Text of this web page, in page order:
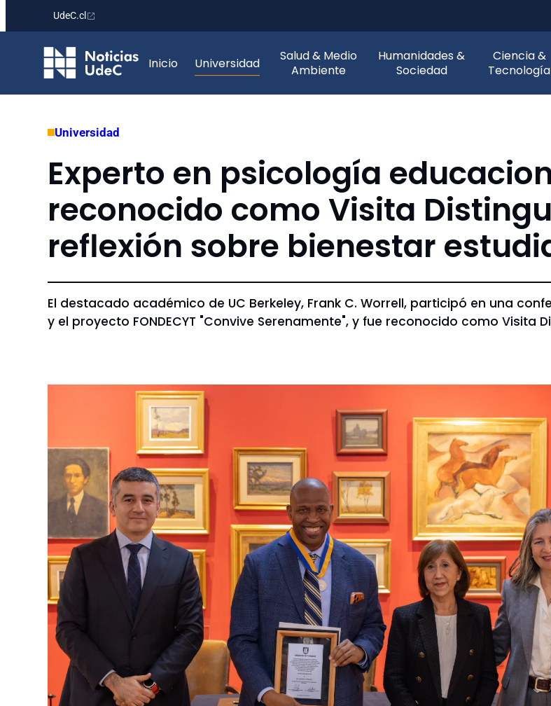
contenido
UdeC.cl
Inicio Universidad
Salud & Medio
Ambiente
Humanidades &
Sociedad
Ciencia &
Tecnología
Universidad
Experto en psicología
reconocido como Visita
reflexión sobre bienestar
El destacado académico de UC Berkeley, Frank C. Worrell, participó en una
y el proyecto FONDECYT "Convive Serenamente", y fue reconocido como Visita